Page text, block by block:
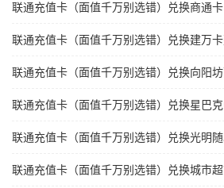
联通充值卡（面值千万别选错）兑换商通卡
联通充值卡（面值千万别选错）兑换建万
联通充值卡（面值千万别选错）兑换向阳
联通充值卡（面值千万别选错）兑换星巴
联通充值卡（面值千万别选错）兑换光明
联通充值卡（面值千万别选错）兑换城市